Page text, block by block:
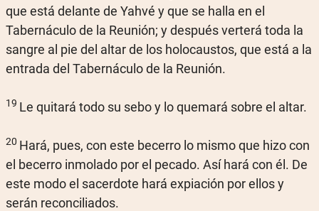
que está delante de Yahvé y que se halla en el
Tabernáculo de la Reunión; y después verterá toda la
sangre al pie del altar de los holocaustos, que está a la
entrada del Tabernáculo de la Reunión.
19 Le quitará todo su sebo y lo quemará sobre el altar.
20 Hará, pues, con este becerro lo mismo que hizo con
el becerro inmolado por el pecado. Así hará con él. De
este modo el sacerdote hará expiación por ellos y
serán reconciliados.